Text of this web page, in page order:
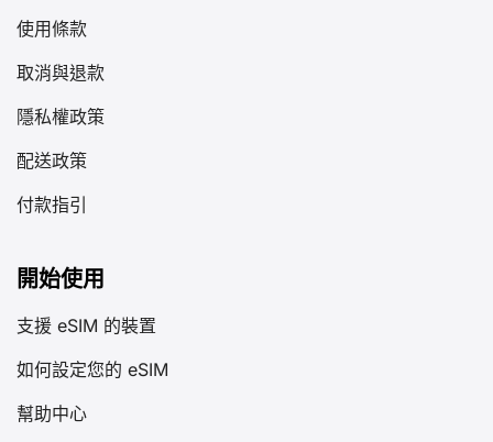
使用條款
取消與退款
隱私權政策
配送政策
付款指引
開始使用
支援 eSIM 的裝置
如何設定您的 eSIM
幫助中心